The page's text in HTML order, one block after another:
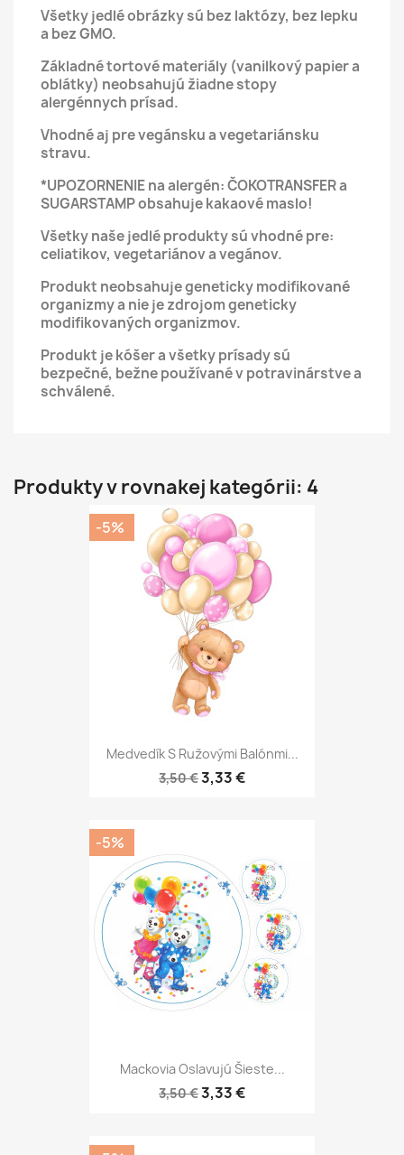
Všetky jedlé obrázky sú bez laktózy, bez lepku
a bez GMO.
Základné tortové materiály (vanilkový papier a
oblátky) neobsahujú žiadne stopy
alergénnych prísad.
Vhodné aj pre vegánsku a vegetariánsku
stravu.
*UPOZORNENIE na alergén: ČOKOTRANSFER a
SUGARSTAMP obsahuje kakaové maslo!
Všetky naše jedlé produkty sú vhodné pre:
celiatikov, vegetariánov a vegánov.
Produkt neobsahuje geneticky modifikované
organizmy a nie je zdrojom geneticky
modifikovaných organizmov.
Produkt je kóšer a všetky prísady sú
bezpečné, bežne používané v potravinárstve a
schválené.
Produkty v rovnakej kategórii: 4
Medvedík S Ružovými Balónmi...
3,50 €3,33 €
-5%
Mackovia Oslavujú Šieste...
3,50 €3,33 €
-5%